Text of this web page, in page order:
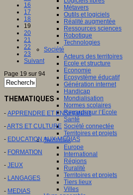
Métavers
Outils et logiciels
Réalité augmentée
Ressources sciences
Robotique
Technologies
Société
Acteurs des territoires
Ecole et structure
Economie
Ecosystème éducatif
Génération internet
Handicap
Mondialisation
Normes scolaires
Regards sur l’Ecole
Santé
Société connectée
Territoires et projets
Territoires
Europe
International
Régions
Ruralité
Territoires et projets
Tiers lieux
Villes
16
17
18
19
20
21
22
23
Suivant
Page 19 sur 94
THEMATIQUES
- APPRENDRE ET ENSEIGNER
-ARTS ET CULTURE
- EDUCATION AUX MEDIAS
- FORMATION
- JEUX
- LANGAGES
- MEDIAS